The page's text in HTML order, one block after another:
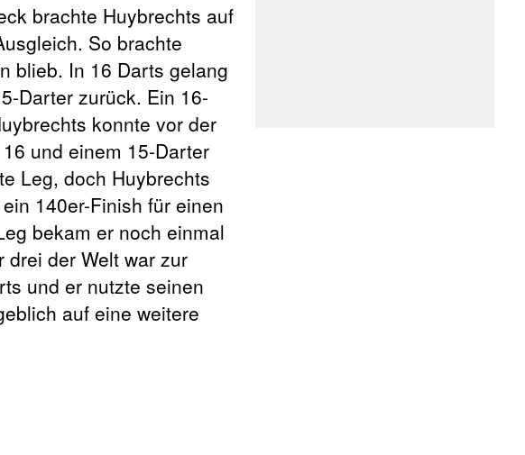
brachte Huybrechts auf
So brachte
blieb. In 16 Darts gelang
Darter zurück. Ein 16-
konnte vor der
und einem 15-Darter
Leg, doch Huybrechts
140er-Finish für einen
bekam er noch einmal
der Welt war zur
und er nutzte seinen
auf eine weitere